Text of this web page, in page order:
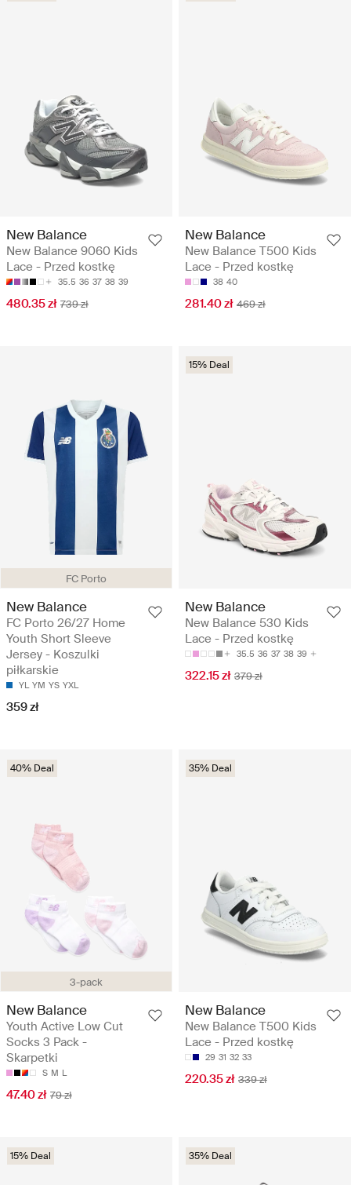
New Balance
New Balance 9060 Kids
Lace - Przed kostkę
35.5 36 37 38 39
480.35 zł 739 zł
New Balance
New Balance T500 Kids
Lace - Przed kostkę
38 40
281.40 zł 469 zł
FC Porto
New Balance
FC Porto 26/27 Home
Youth Short Sleeve
Jersey - Koszulki
piłkarskie
YL YM YS YXL
359 zł
15% Deal
New Balance
New Balance 530 Kids
Lace - Przed kostkę
35.5 36 37 38 39
322.15 zł 379 zł
3-pack
40% Deal
New Balance
Youth Active Low Cut
Socks 3 Pack -
Skarpetki
S M L
47.40 zł 79 zł
35% Deal
New Balance
New Balance T500 Kids
Lace - Przed kostkę
29 31 32 33
220.35 zł 339 zł
15% Deal 35% Deal